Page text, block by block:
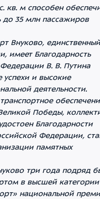
кв. м способен
до 35 млн пассажиров
Внуково, единственный
имеет Благодарность
В. В. Путина
успехи и высокие
деятельности.
Победы,
Благодарности
Федерации,
памятных
три года подряд
в высшей категории
национальной